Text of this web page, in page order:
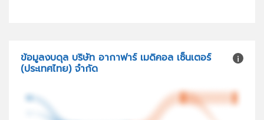
ข้อมูลงบดุล บริษัท อากาฟาร์ เมดิคอล เซ็นเตอร์
(ประเทศไทย) จำกัด